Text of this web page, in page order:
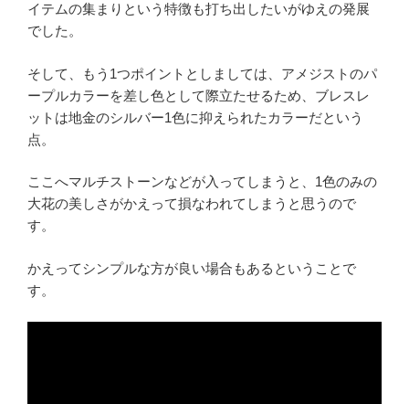
イテムの集まりという特徴も打ち出したいがゆえの発展
でした。
そして、もう1つポイントとしましては、アメジストのパ
ープルカラーを差し色として際立たせるため、ブレスレ
ットは地金のシルバー1色に抑えられたカラーだという
点。
ここへマルチストーンなどが入ってしまうと、1色のみの
大花の美しさがかえって損なわれてしまうと思うので
す。
かえってシンプルな方が良い場合もあるということで
す。